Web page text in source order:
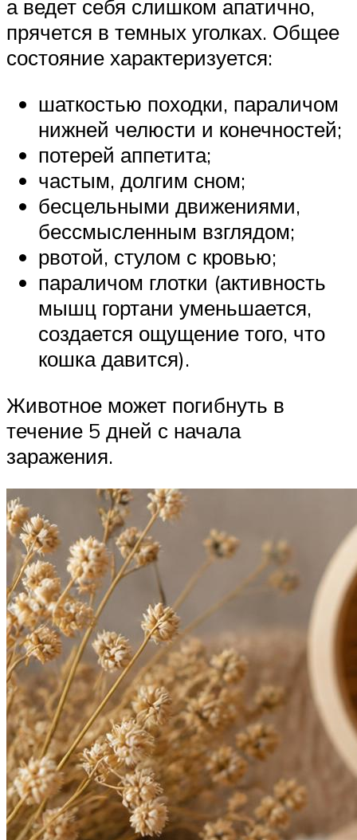
а ведет себя слишком апатично,
прячется в темных уголках. Общее
состояние характеризуется:
шаткостью походки, параличом
нижней челюсти и конечностей;
потерей аппетита;
частым, долгим сном;
бесцельными движениями,
бессмысленным взглядом;
рвотой, стулом с кровью;
параличом глотки (активность
мышц гортани уменьшается,
создается ощущение того, что
кошка давится).
Животное может погибнуть в
течение 5 дней с начала
заражения.